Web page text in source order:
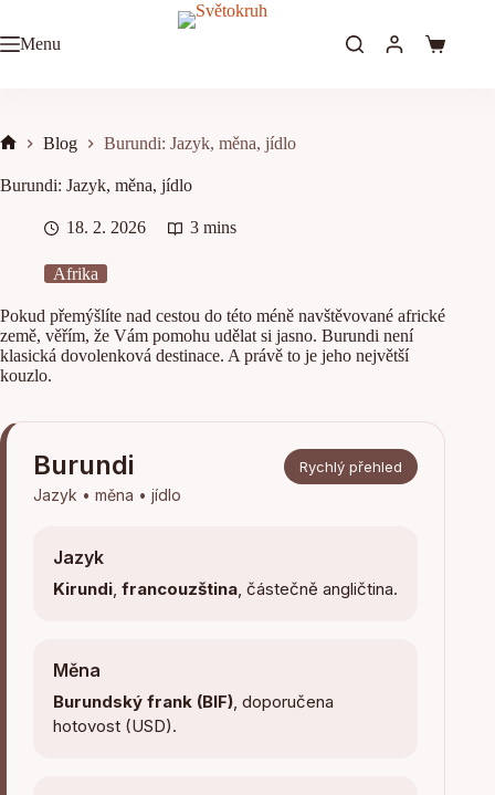
content
Menu
Shopping
Blog Burundi: Jazyk, měna, jídlo
Burundi: Jazyk, měna, jídlo
18. 2. 2026 3 mins
Afrika
Pokud přemýšlíte nad cestou do této méně navštěvované africké
země, věřím, že Vám pomohu udělat si jasno. Burundi není
klasická dovolenková destinace. A právě to je jeho největší
kouzlo.
Burundi
Jazyk • měna • jídlo
Rychlý přehled
Jazyk
Kirundi, francouzština, částečně angličtina.
Měna
Burundský frank (BIF), doporučena
hotovost (USD).